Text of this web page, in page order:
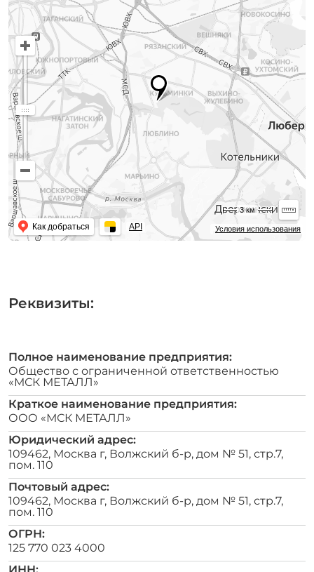
Условия использования
Как добраться API
3 км
Реквизиты:
Полное наименование предприятия:
Общество с ограниченной ответственностью
«МСК МЕТАЛЛ»
Краткое наименование предприятия:
ООО «МСК МЕТАЛЛ»
Юридический адрес:
109462, Москва г, Волжский б-р, дом № 51, стр.7,
пом. 110
Почтовый адрес:
109462, Москва г, Волжский б-р, дом № 51, стр.7,
пом. 110
ОГРН:
125 770 023 4000